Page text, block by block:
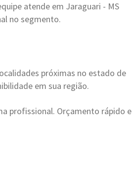
atende em Jaraguari - MS
no segmento.
próximas no estado de
em sua região.
profissional. Orçamento rápido e